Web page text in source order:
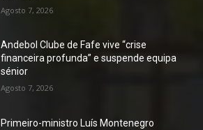
Agosto 7, 2026
Andebol Clube de Fafe vive “crise
financeira profunda” e suspende equipa
sénior
Agosto 7, 2026
Primeiro-ministro Luís Montenegro